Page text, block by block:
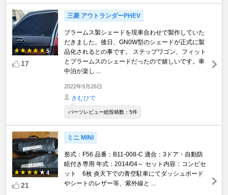
5
17
三菱 アウトランダーPHEV
ブラームス製シェードを現車合わせで製作していた
だきました。後日、GN0W型のシェードが正式に製
品化されるとの事です。 ステップワゴン、フィット
とブラームスのシェードだったので嬉しいです。車
中泊が楽し ...
2022年9月26日
きむひで
パーツレビュー総投稿数：5件
4
21
ミニ MINI
形式：F56 品番：B11-008-C 適合：3ドア・自動防
眩付き専用 年式：2014/04～ セット内容：コンビセ
ット 6枚 炎天下での青空駐車にてダッシュボード
やシートのレザー等、紫外線と ...